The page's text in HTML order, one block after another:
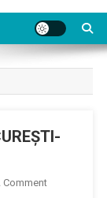
CommentOn